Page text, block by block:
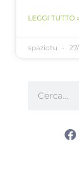
LEGGI TUTTO
spaziotu